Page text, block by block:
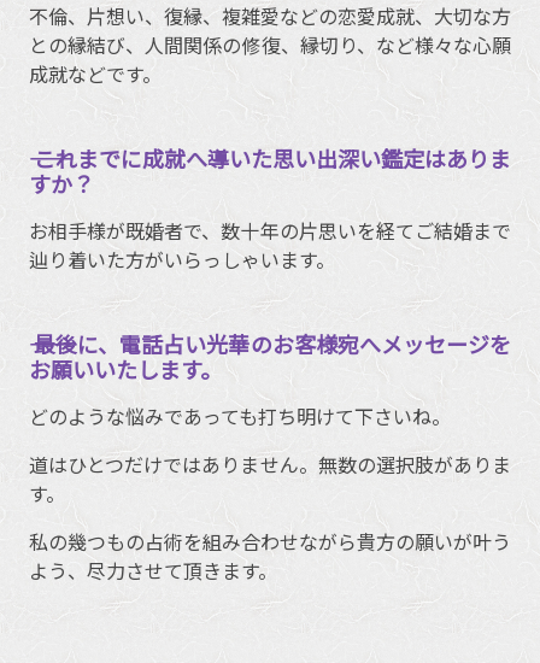
不倫、片想い、復縁、複雑愛などの恋愛成就、大切な方
との縁結び、人間関係の修復、縁切り、など様々な心願
成就などです。
―― これまでに成就へ導いた思い出深い鑑定はありま
すか？
お相手様が既婚者で、数十年の片思いを経てご結婚まで
辿り着いた方がいらっしゃいます。
―― 最後に、電話占い光華のお客様宛へメッセージを
お願いいたします。
どのような悩みであっても打ち明けて下さいね。
道はひとつだけではありません。無数の選択肢がありま
す。
私の幾つもの占術を組み合わせながら貴方の願いが叶う
よう、尽力させて頂きます。